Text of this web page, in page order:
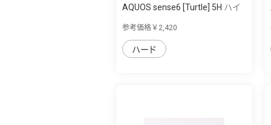
AQUOS sense6 [Turtle] 5H ハイ
参考価格￥2,420
ハード